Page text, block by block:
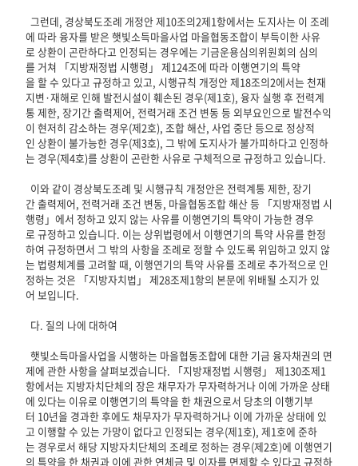
그런데, 경상북도조례 개정안 제10조의2제1항에서는 도지사는 이 조례
에 따라 융자를 받은 햇빛소득마을사업 마을협동조합이 부득이한 사유
로 상환이 곤란하다고 인정되는 경우에는 기금운용심의위원회의 심의
를 거쳐 「지방재정법 시행령」 제124조에 따라 이행연기의 특약
을 할 수 있다고 규정하고 있고, 시행규칙 개정안 제18조의2에서는 천재
지변·재해로 인해 발전시설이 훼손된 경우(제1호), 융자 실행 후 전력계
통 제한, 장기간 출력제어, 전력거래 조건 변동 등 외부요인으로 발전수익
이 현저히 감소하는 경우(제2호), 조합 해산, 사업 중단 등으로 정상적
인 상환이 불가능한 경우(제3호), 그 밖에 도지사가 불가피하다고 인정하
는 경우(제4호)를 상환이 곤란한 사유로 구체적으로 규정하고 있습니다.
이와 같이 경상북도조례 및 시행규칙 개정안은 전력계통 제한, 장기
간 출력제어, 전력거래 조건 변동, 마을협동조합 해산 등 「지방재정법 시
행령」에서 정하고 있지 않는 사유를 이행연기의 특약이 가능한 경우
로 규정하고 있습니다. 이는 상위법령에서 이행연기의 특약 사유를 한정
하여 규정하면서 그 밖의 사항을 조례로 정할 수 있도록 위임하고 있지 않
는 법령체계를 고려할 때, 이행연기의 특약 사유를 조례로 추가적으로 인
정하는 것은 「지방자치법」 제28조제1항의 본문에 위배될 소지가 있
어 보입니다.
다. 질의 나에 대하여
햇빛소득마을사업을 시행하는 마을협동조합에 대한 기금 융자채권의 면
제에 관한 사항을 살펴보겠습니다. 「지방재정법 시행령」 제130조제1
항에서는 지방자치단체의 장은 채무자가 무자력하거나 이에 가까운 상태
에 있다는 이유로 이행연기의 특약을 한 채권으로서 당초의 이행기부
터 10년을 경과한 후에도 채무자가 무자력하거나 이에 가까운 상태에 있
고 이행할 수 있는 가망이 없다고 인정되는 경우(제1호), 제1호에 준하
는 경우로서 해당 지방자치단체의 조례로 정하는 경우(제2호)에 이행연기
의 특약을 한 채권과 이에 관한 연체금 및 이자를 면제할 수 있다고 규정하